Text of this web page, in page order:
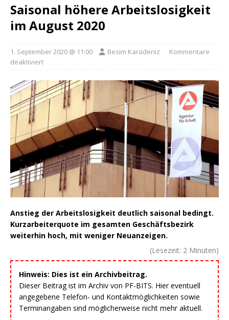
Saisonal höhere Arbeitslosigkeit
im August 2020
1. September 2020 @ 11:00 Besim Karadeniz
Kommentare
deaktiviert
Anstieg der Arbeitslosigkeit deutlich saisonal bedingt.
Kurzarbeiterquote im gesamten Geschäftsbezirk
weiterhin hoch, mit weniger Neuanzeigen.
(Lesezeit: 2 Minuten)
Hinweis: Dies ist ein Archivbeitrag.
Dieser Beitrag ist im Archiv von PF-BITS. Hier eventuell
angegebene Telefon- und Kontaktmöglichkeiten sowie
Terminangaben sind möglicherweise nicht mehr aktuell.